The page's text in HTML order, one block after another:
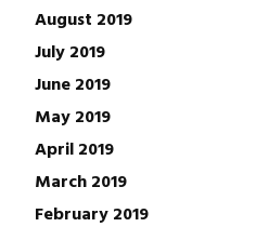
August 2019
July 2019
June 2019
May 2019
April 2019
March 2019
February 2019